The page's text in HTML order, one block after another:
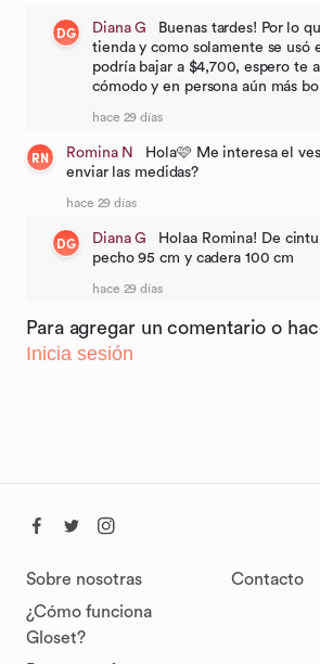
DG Diana G
Buenas tardes! Por lo
tienda y como solamente se usó
podría bajar a $4,700, espero te
cómodo y en persona aún más
hace 29 días
RN Romina N
Hola🩷 Me interesa el
enviar las medidas?
hace 29 días
DG Diana G
Holaa Romina! De
pecho 95 cm y cadera 100 cm
hace 29 días
Para agregar un comentario o
Inicia sesión
Sobre nosotras
¿Cómo funciona
Gloset?
Contacto